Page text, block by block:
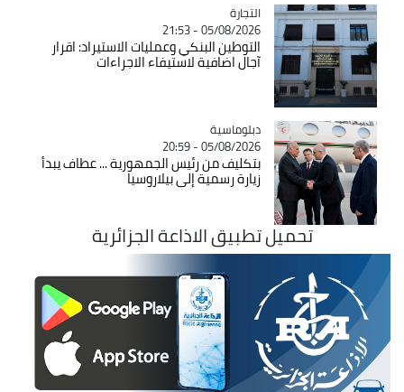
Catégorie
التجارة
05/08/2026 - 21:53
التوطين البنكي وعمليات الاستيراد: اقرار
آجال اضافية لاستيفاء الاجراءات
Catégorie
دبلوماسية
05/08/2026 - 20:59
بتكليف من رئيس الجمهورية ... عطاف يبدأ
زيارة رسمية إلى بيلاروسيا
تحميل تطبيق الاذاعة الجزائرية